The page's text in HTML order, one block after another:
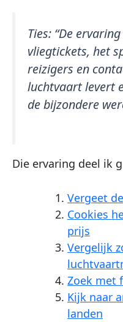
Ties: “De
vliegtickets, het
reizigers en
luchtvaart levert
de bijzondere
Die ervaring deel ik
Vergeet
Cookies
prijs
Vergelijk
Zoek met
Kijk naar
landen